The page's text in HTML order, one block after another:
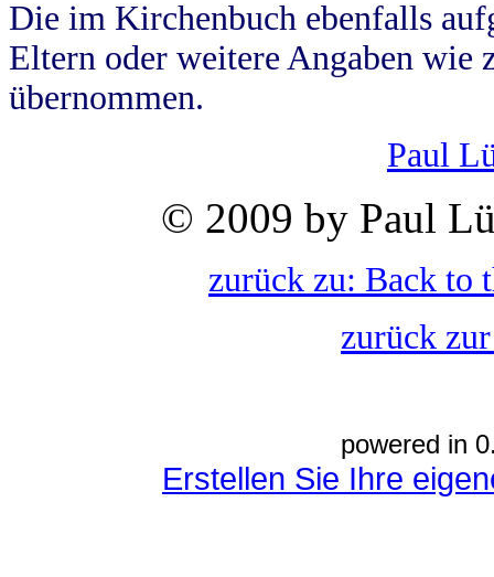
Die im Kirchenbuch ebenfalls
Eltern oder weitere Angaben wie
übernommen.
Paul
© 2009 by Paul
zurück zu: Back to
zurück
powered in
Erstellen Sie Ihre